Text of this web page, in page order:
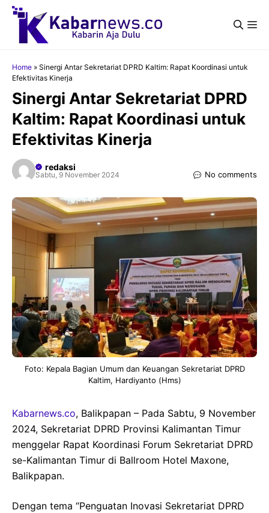
Langsung
Home » Sinergi Antar Sekretariat DPRD Kaltim: Rapat Koordinasi untuk
Efektivitas Kinerja
Sinergi Antar Sekretariat DPRD
Kaltim: Rapat Koordinasi untuk
Efektivitas Kinerja
redaksi
Sabtu, 9 November 2024 No comments
Foto: Kepala Bagian Umum dan Keuangan Sekretariat DPRD
Kaltim, Hardiyanto (Hms)
Kabarnews.co, Balikpapan – Pada Sabtu, 9 November
2024, Sekretariat DPRD Provinsi Kalimantan Timur
menggelar Rapat Koordinasi Forum Sekretariat DPRD
se-Kalimantan Timur di Ballroom Hotel Maxone,
Balikpapan.
Dengan tema “Penguatan Inovasi Sekretariat DPRD